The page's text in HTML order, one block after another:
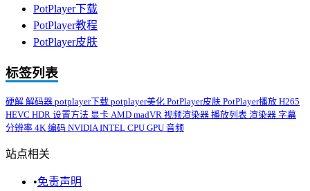
PotPlayer下载
PotPlayer教程
PotPlayer皮肤
标签列表
硬解 解码器 potplayer下载 potplayer美化 PotPlayer皮肤 PotPlayer播放 H265
HEVC HDR 设置方法 显卡 AMD madVR 视频渲染器 播放列表 渲染器 字幕
分辨率 4K 编码 NVIDIA INTEL CPU GPU 音频
站点相关
•免责声明